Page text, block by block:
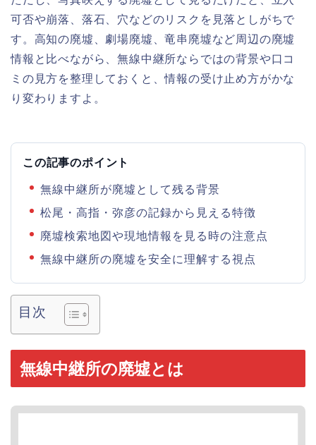
可否や崩落、落石、穴などのリスクを見落としがちで
す。高知の廃墟、劇場廃墟、竜串廃墟など周辺の廃墟
情報と比べながら、無線中継所ならではの背景や口コ
ミの見方を整理しておくと、情報の受け止め方がかな
り変わりますよ。
この記事のポイント
無線中継所が廃墟として残る背景
松尾・高指・弥彦の記録から見える特徴
廃墟検索地図や現地情報を見る時の注意点
無線中継所の廃墟を安全に理解する視点
目次
無線中継所の廃墟とは